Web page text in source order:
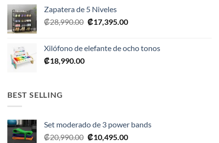
Zapatera de 5 Niveles
₡28,990.00 El
era:
₡17,395.00El
es:
Xilófono de elefante de ocho tonos
₡18,990.00
BEST SELLING
Set moderado de 3 power bands
₡20,990.00 El
₡10,495.00El